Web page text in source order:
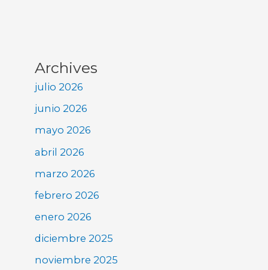
Archives
julio 2026
junio 2026
mayo 2026
abril 2026
marzo 2026
febrero 2026
enero 2026
diciembre 2025
noviembre 2025